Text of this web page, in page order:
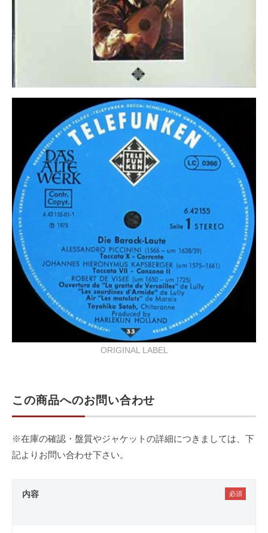
ORIGINAL LABEL
この商品へのお問い合わせ
※在庫の確認・盤質やジャケットの詳細につきましては、下
記よりお問い合わせ下さい。
内容